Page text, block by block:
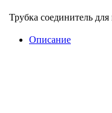
Трубка соединитель
Описание